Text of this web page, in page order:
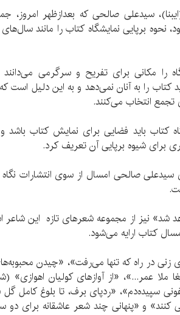
نحوه برپایی نمایشگاه کتاب را مانند
مکانی برای تفریح و سرگرمی می‌‌دانند
را به آنان نمی‌دهد و به این دلیل است
تجمع انتخاب می‌کنند.
کتاب باید فضایی برای نمایش کتاب باشد
برای شیوه برپایی آن تعریف کرد.
صالحی امسال از سوی انتشارات
شد» نیز از مجموعه شعرهای تازه این شاعر
کتاب ارایه می‌شود.
زنی در راه که تنها می‌رفت»، «چیدن
ملا عمر...»، «از آوازهای کولیان اهوازی»
1357-1350)، «سمفونی سپیده‌دم»، «ردپای برف، تا بلوغ
کنند» و «پنهانی چند شعر عاشقانه برای دو